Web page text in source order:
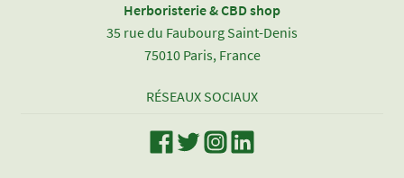
Herboristerie & CBD shop
35 rue du Faubourg Saint-Denis
75010 Paris, France
RÉSEAUX SOCIAUX